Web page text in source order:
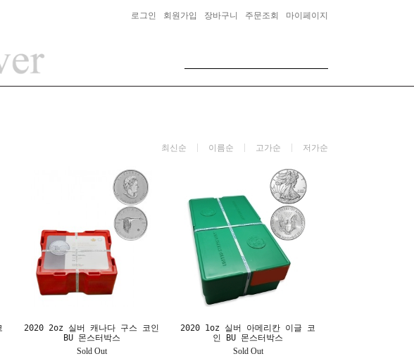
로그인 회원가입 장바구니 주문조회 마이페이지
최신순
이름순 고가순 저가순
2020 2oz 실버 캐나다 구스 코인
BU 몬스터박스
Sold Out
2020 1oz 실버 아메리칸 이글 코
인 BU 몬스터박스
Sold Out